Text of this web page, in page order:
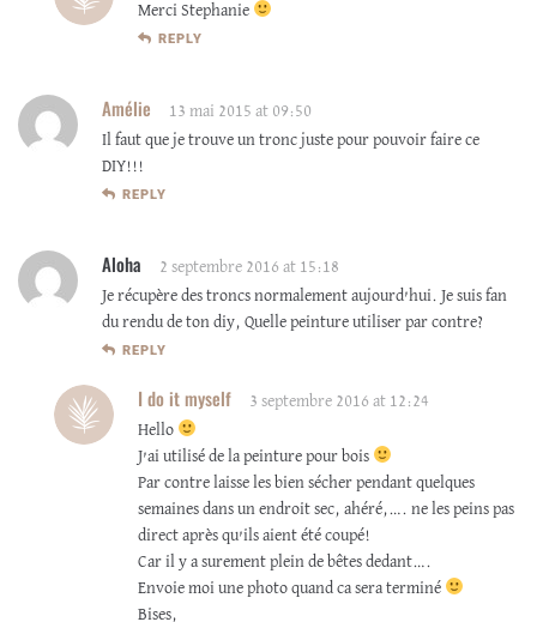
Merci Stephanie
REPLY
Amélie
13 mai 2015 at 09:50
Il faut que je trouve un tronc juste pour pouvoir faire ce
DIY!!!
REPLY
Aloha
2 septembre 2016 at 15:18
Je récupère des troncs normalement aujourd’hui. Je suis fan
du rendu de ton diy, Quelle peinture utiliser par contre?
REPLY
I do it myself
3 septembre 2016 at 12:24
Hello
J’ai utilisé de la peinture pour bois
Par contre laisse les bien sécher pendant quelques
semaines dans un endroit sec, ahéré,…. ne les peins pas
direct après qu’ils aient été coupé!
Car il y a surement plein de bêtes dedant….
Envoie moi une photo quand ca sera terminé
Bises,